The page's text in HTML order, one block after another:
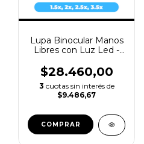
Lupa Binocular Manos
Libres con Luz Led -
$28.460,00
3 cuotas sin interés de
$9.486,67